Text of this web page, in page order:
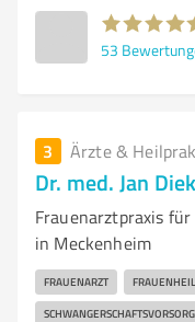
53
3 Ärzte &
Dr. med. Jan
Frauenarztpraxis
in Meckenheim
FRAUENARZT